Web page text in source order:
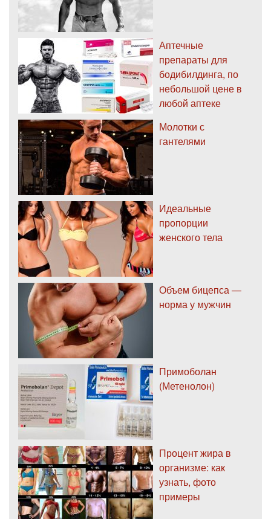
Аптечные
препараты для
бодибилдинга, по
небольшой цене в
любой аптеке
Молотки с
гантелями
Идеальные
пропорции
женского тела
Объем бицепса —
норма у мужчин
Примоболан
(Метенолон)
Процент жира в
организме: как
узнать, фото
примеры